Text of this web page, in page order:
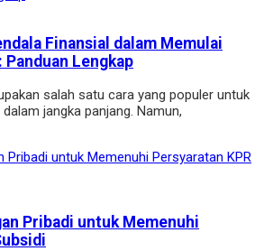
Finansial dalam Memulai
Lengkap
salah satu cara yang populer untuk
jangka panjang. Namun,
Pribadi untuk Memenuhi